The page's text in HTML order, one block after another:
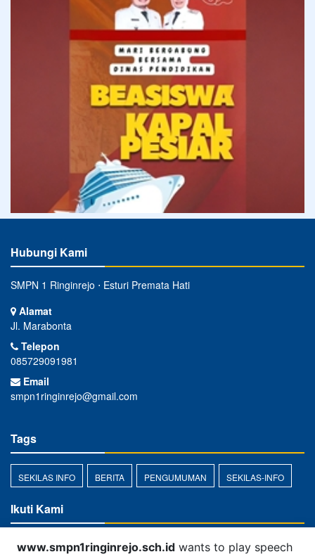
Hubungi Kami
SMPN 1 Ringinrejo ⋅ Esturi Premata Hati
Alamat
Jl. Marabonta
Telepon
085729091981
Email
smpn1ringinrejo@gmail.com
Tags
SEKILAS INFO BERITA PENGUMUMAN SEKILAS-INFO
Ikuti Kami
www.smpn1ringinrejo.sch.id wants to play speech